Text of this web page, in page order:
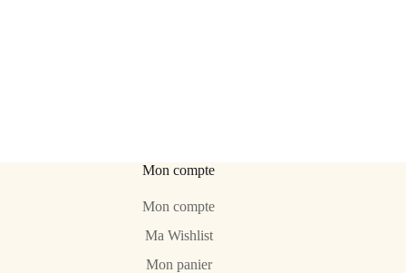
Mon compte
Mon compte
Ma Wishlist
Mon panier